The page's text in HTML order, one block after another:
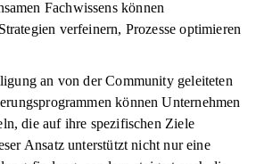
Fachwissens können
verfeinern, Prozesse optimieren
an von der Community geleiteten
können Unternehmen
die auf ihre spezifischen Ziele
Ansatz unterstützt nicht nur eine